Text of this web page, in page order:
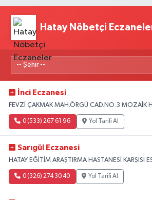
Hatay Nöbetçi
İnci Eczanesi
FEVZİ ÇAKMAK MAH.ÖRGÜ CAD.NO:3 MOZAİK
0 (533) 267 61 96 Yol Tarifi Al
Sarıgül Eczanesi
HATAY EĞİTİM ARAŞTIRMA HASTANESİ KARŞISI
0 (326) 274 30 40 Yol Tarifi Al